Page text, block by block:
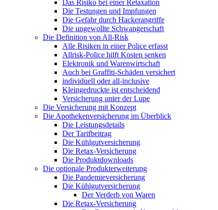
Das Risiko bei einer Retaxation
Die Testungen und Impfungen
Die Gefahr durch Hackerangriffe
Die ungewollte Schwangerschaft
Die Definition von All-Risk
Alle Risiken in einer Police erfasst
Allrisk-Police hilft Kosten senken
Elektronik und Warenwirtschaft
Auch bei Graffiti-Schäden versichert
individuell oder all-inclusive
Kleingedruckte ist entscheidend
Versicherung unter der Lupe
Die Versicherung mit Konzept
Die Apothekenversicherung im Überblick
Die Leistungsdetails
Der Tarifbeitrag
Die Kühlgutversicherung
Die Retax-Versicherung
Die Produktdownloads
Die optionale Produkterweiterung
Die Pandemieversicherung
Die Kühlgutversicherung
Der Verderb von Waren
Die Retax-Versicherung